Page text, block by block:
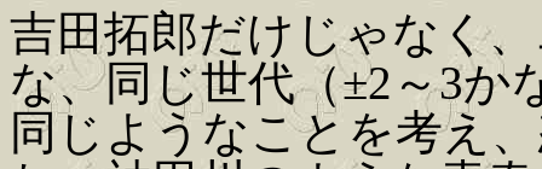
吉田拓郎だけじゃなく
な、同じ世代（±2～3か
同じようなことを考え